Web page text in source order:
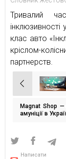
Тривалий
інклюзивності
клас авто
кріслом-
партнерств.
Навігація
записів
Magnat Shop —
амуніції в
Написати